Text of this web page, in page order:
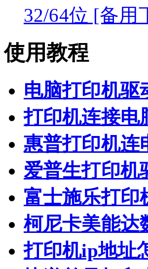
32/64位 [备用
使用教程
电脑打印机驱
打印机连接电
惠普打印机连
爱普生打印机
富士施乐打印
柯尼卡美能达
打印机ip地址